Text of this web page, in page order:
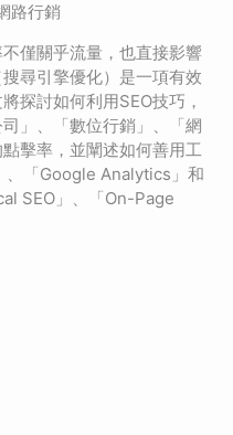
路行銷
僅關乎流量，也直接影響
尋引擎優化）是一項有效
探討如何利用SEO技巧，
」、「數位行銷」、「網
擊率，並闡述如何善用工
「Google Analytics」和
SEO」、「On-Page